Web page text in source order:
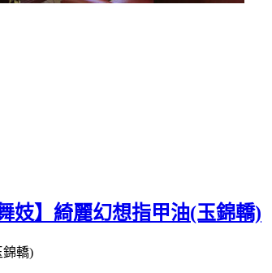
妓】綺麗幻想指甲油(玉錦轎)